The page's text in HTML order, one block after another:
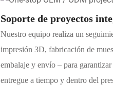
Soporte de proyectos
Nuestro equipo realiza un
impresión 3D, fabricación de
embalaje y envío – para
entregue a tiempo y dentro del